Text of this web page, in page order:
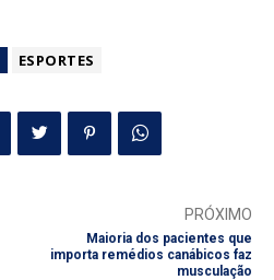
ESPORTES
PRÓXIMO
Maioria dos pacientes que
importa remédios canábicos faz
musculação